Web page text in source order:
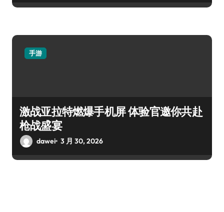
手游
激战亚拉特燃爆手机屏 体验官邀你共赴
枪战盛宴
dawei 3 月 30, 2026